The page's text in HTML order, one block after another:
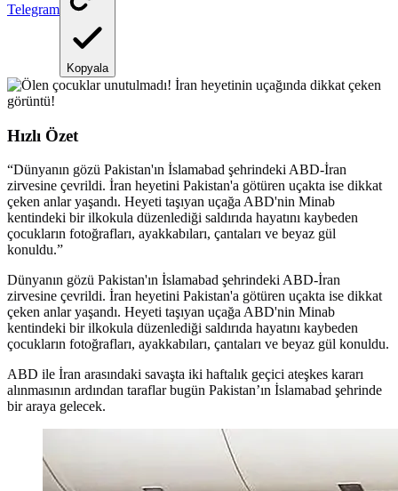
Telegram
Kopyala
Hızlı Özet
“Dünyanın gözü Pakistan'ın İslamabad şehrindeki ABD-İran
zirvesine çevrildi. İran heyetini Pakistan'a götüren uçakta ise dikkat
çeken anlar yaşandı. Heyeti taşıyan uçağa ABD'nin Minab
kentindeki bir ilkokula düzenlediği saldırıda hayatını kaybeden
çocukların fotoğrafları, ayakkabıları, çantaları ve beyaz gül
konuldu.”
Dünyanın gözü Pakistan'ın İslamabad şehrindeki ABD-İran
zirvesine çevrildi. İran heyetini Pakistan'a götüren uçakta ise dikkat
çeken anlar yaşandı. Heyeti taşıyan uçağa ABD'nin Minab
kentindeki bir ilkokula düzenlediği saldırıda hayatını kaybeden
çocukların fotoğrafları, ayakkabıları, çantaları ve beyaz gül konuldu.
ABD ile İran arasındaki savaşta iki haftalık geçici ateşkes kararı
alınmasının ardından taraflar bugün Pakistan’ın İslamabad şehrinde
bir araya gelecek.